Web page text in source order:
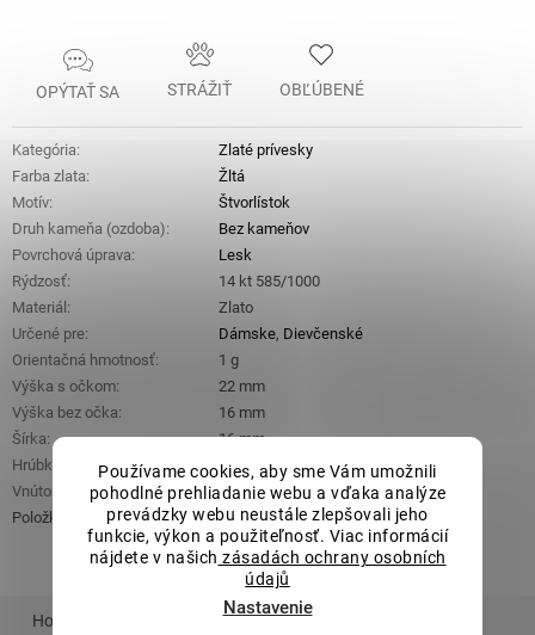
Používame cookies, aby sme Vám umožnili
pohodlné prehliadanie webu a vďaka analýze
prevádzky webu neustále zlepšovali jeho
funkcie, výkon a použiteľnosť. Viac informácií
nájdete v našich zásadách ochrany osobních
údajů
Nastavenie
OPÝTAŤ SA STRÁŽIŤ OBĽÚBENÉ
Kategória:
Zlaté prívesky
Farba zlata:
Žltá
Motív:
Štvorlístok
Druh kameňa (ozdoba):
Bez kameňov
Povrchová úprava:
Lesk
Rýdzosť:
14 kt 585/1000
Materiál :
Zlato
Určené pre: Dámske, Dievčenské
Orientačná hmotnosť:
1 g
Výška s očkom:
22 mm
Výška bez očka:
16 mm
Šírka:
16 mm
Hrúbka
1 mm
Vnútorný rozmer očka (š x v):
2 mm x 3,5 mm
Položka bola vypredaná…
Hodnotenie Podobný tovar